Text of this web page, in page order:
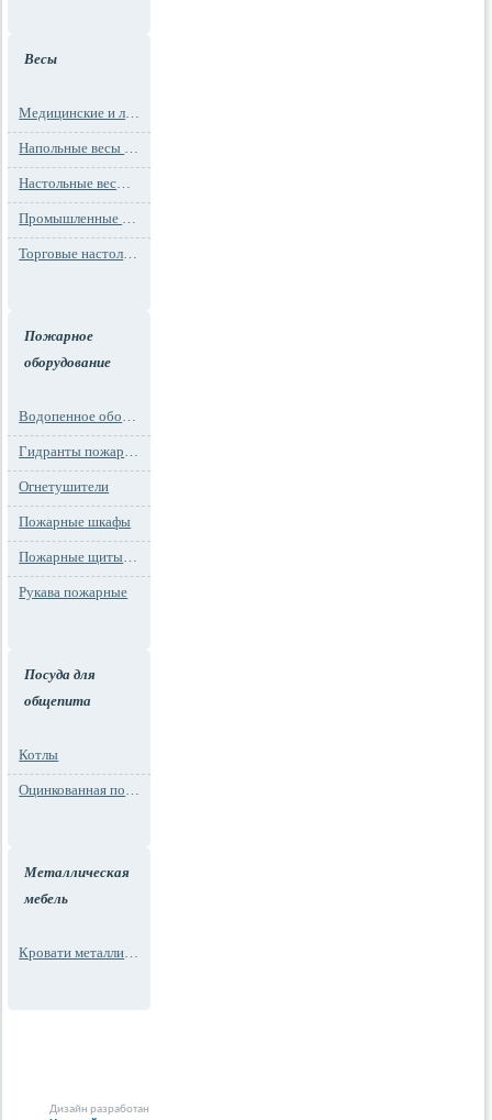
Весы
Медицинские и лабораторные весы
Напольные весы MAX до 1000 кг (до 1 т)
Настольные весы для фасовки MAX до 30 кг
Промышленные весы (до 100 тонн)
Торговые настольные весы MAX до 30 кг
Пожарное
оборудование
Водопенное оборудование
Гидранты пожарные и подставки
Огнетушители
Пожарные шкафы
Пожарные щиты и стенды
Рукава пожарные
Посуда для
общепита
Котлы
Оцинкованная посуда
Металлическая
мебель
Кровати металлические
Дизайн разработан